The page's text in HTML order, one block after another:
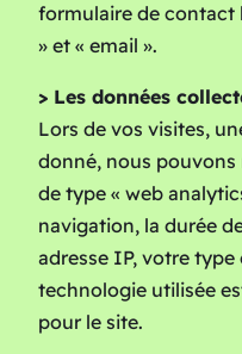
formulaire de contact
» et « email ».
> Les données
Lors de vos visites,
donné, nous
de type « web
navigation, la durée
adresse IP, votre
technologie utilisée
pour le site.